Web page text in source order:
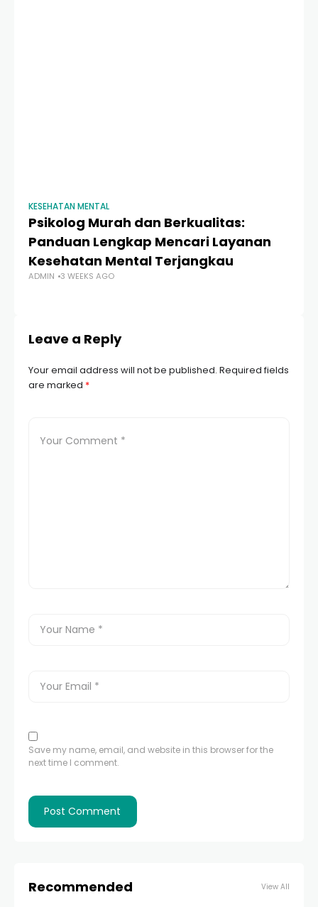
KESEHATAN MENTAL
Psikolog Murah dan Berkualitas:
Panduan Lengkap Mencari Layanan
Kesehatan Mental Terjangkau
ADMIN 3 WEEKS AGO
Leave a Reply
Your email address will not be published. Required fields
are marked *
Save my name, email, and website in this browser for the
next time I comment.
Recommended View All